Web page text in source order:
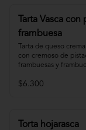
Tarta Vasca
frambuesa
Tarta de queso
con cremoso de
frambuesas y
$6.300
Torta hojarasca